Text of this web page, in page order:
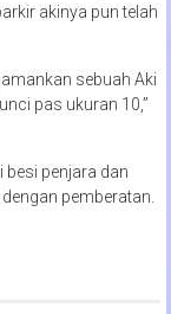
akinya pun telah
sebuah Aki
pas ukuran 10,”
besi penjara dan
pemberatan.